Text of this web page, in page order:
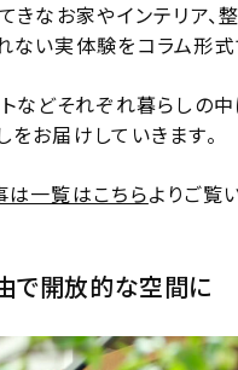
きなお家やインテリア
ない実体験をコラム形式
トなどそれぞれ暮らしの
お届けしていきます。
は一覧はこちらよりご覧
で開放的な空間に